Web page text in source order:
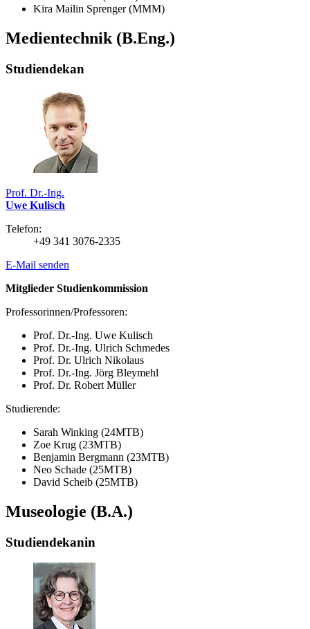
Kira Mailin Sprenger (MMM)
Medientechnik (B.Eng.)
Studiendekan
Prof. Dr.-Ing.
Uwe Kulisch
Telefon:
+49 341 3076-2335
E-Mail senden
Mitglieder Studienkommission
Professorinnen/Professoren:
Prof. Dr.-Ing. Uwe Kulisch
Prof. Dr.-Ing. Ulrich Schmedes
Prof. Dr. Ulrich Nikolaus
Prof. Dr.-Ing. Jörg Bleymehl
Prof. Dr. Robert Müller
Studierende:
Sarah Winking (24MTB)
Zoe Krug (23MTB)
Benjamin Bergmann (23MTB)
Neo Schade (25MTB)
David Scheib (25MTB)
Museologie (B.A.)
Studiendekanin